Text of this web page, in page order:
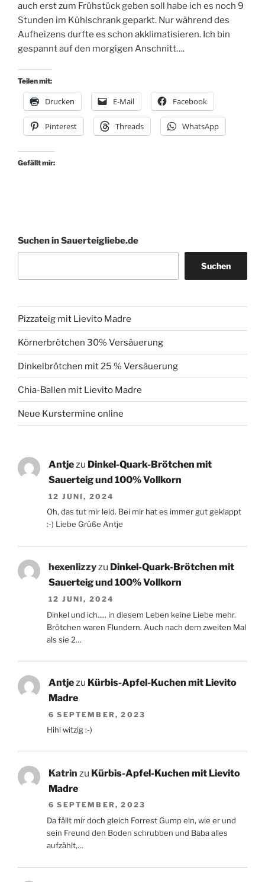
auch erst zum Frühstück geben soll habe ich es noch 9
Stunden im Kühlschrank geparkt. Nur während des
Aufheizens durfte es schon akklimatisieren. Ich bin
gespannt auf den morgigen Anschnitt….
Teilen mit:
Drucken E-Mail Facebook
Pinterest Threads WhatsApp
Gefällt mir:
Suchen in Sauerteigliebe.de
Suchen
Pizzateig mit Lievito Madre
Körnerbrötchen 30% Versäuerung
Dinkelbrötchen mit 25 % Versäuerung
Chia-Ballen mit Lievito Madre
Neue Kurstermine online
Antjezu Dinkel-Quark-Brötchen mit
Sauerteig und 100% Vollkorn
12 JUNI, 2024
Oh, das tut mir leid. Bei mir hat es immer gut geklappt
:-) Liebe Grüße Antje
hexenlizzyzu Dinkel-Quark-Brötchen mit
Sauerteig und 100% Vollkorn
12 JUNI, 2024
Dinkel und ich..... in diesem Leben keine Liebe mehr.
Brötchen waren Flundern. Auch nach dem zweiten Mal
als sie 2…
Antjezu Kürbis-Apfel-Kuchen mit Lievito
Madre
6 SEPTEMBER, 2023
Hihi witzig :-)
Katrin zu Kürbis-Apfel-Kuchen mit Lievito
Madre
6 SEPTEMBER, 2023
Da fällt mir doch gleich Forrest Gump ein, wie er und
sein Freund den Boden schrubben und Baba alles
aufzählt,…